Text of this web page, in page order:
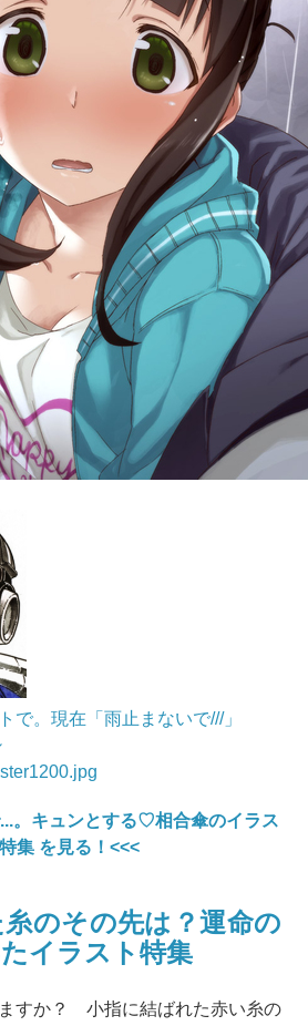
で。現在「雨止まないで///」
。キュンとする♡相合傘のイラス
特集 を見る！<<<
のその先は？運命の
イラスト特集
すか？ 小指に結ばれた赤い糸の